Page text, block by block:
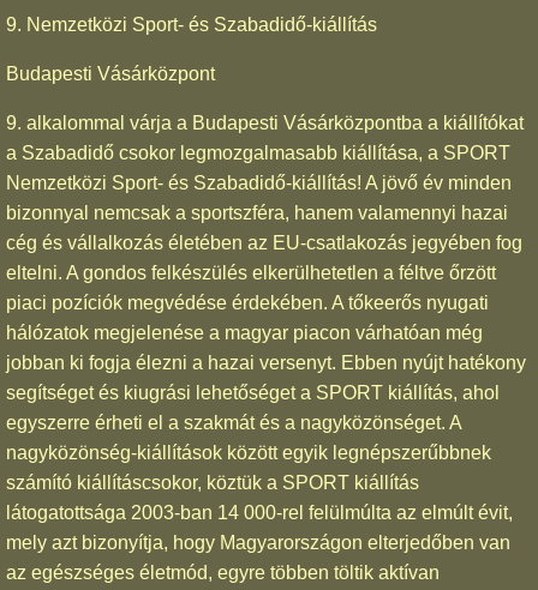
9. Nemzetközi Sport- és Szabadidő-kiállítás
Budapesti Vásárközpont
9. alkalommal várja a Budapesti Vásárközpontba a kiállítókat
a Szabadidő csokor legmozgalmasabb kiállítása, a SPORT
Nemzetközi Sport- és Szabadidő-kiállítás! A jövő év minden
bizonnyal nemcsak a sportszféra, hanem valamennyi hazai
cég és vállalkozás életében az EU-csatlakozás jegyében fog
eltelni. A gondos felkészülés elkerülhetetlen a féltve őrzött
piaci pozíciók megvédése érdekében. A tőkeerős nyugati
hálózatok megjelenése a magyar piacon várhatóan még
jobban ki fogja élezni a hazai versenyt. Ebben nyújt hatékony
segítséget és kiugrási lehetőséget a SPORT kiállítás, ahol
egyszerre érheti el a szakmát és a nagyközönséget. A
nagyközönség-kiállítások között egyik legnépszerűbbnek
számító kiállításcsokor, köztük a SPORT kiállítás
látogatottsága 2003-ban 14 000-rel felülmúlta az elmúlt évit,
mely azt bizonyítja, hogy Magyarországon elterjedőben van
az egészséges életmód, egyre többen töltik aktívan